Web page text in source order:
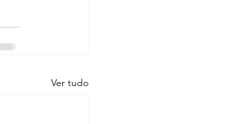
Ver tudo